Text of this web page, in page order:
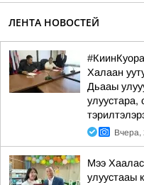
ЛЕНТА НОВОСТЕЙ
Халаан
Дьааы
улуустара,
Вчера,
Мээ
улуустааы